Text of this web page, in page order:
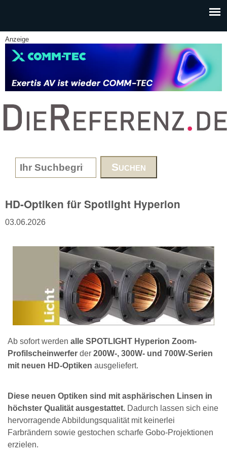
Anzeige
www.DieReferenz.de
Search form
HD-Optiken für Spotlight Hyperion
03.06.2026
Ab sofort werden alle SPOTLIGHT Hyperion Zoom-
Profilscheinwerfer der 200W-, 300W- und 700W-Serien
mit neuen HD-Optiken ausgeliefert.
Diese neuen Optiken sind mit asphärischen Linsen in
höchster Qualität ausgestattet. Dadurch lassen sich eine
hervorragende Abbildungsqualität mit keinerlei
Farbrändern sowie gestochen scharfe Gobo-Projektionen
erzielen.